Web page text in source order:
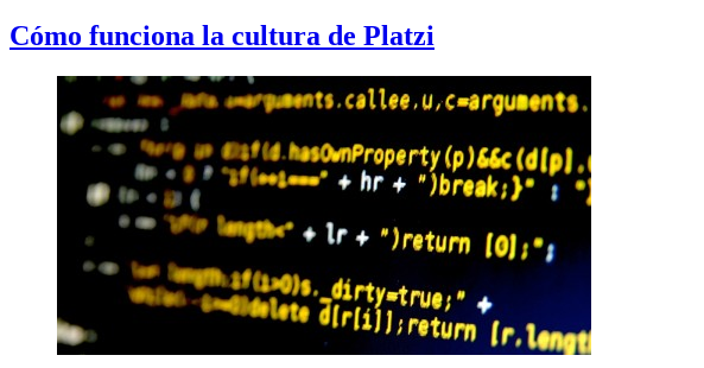
Cómo funciona la cultura de Platzi